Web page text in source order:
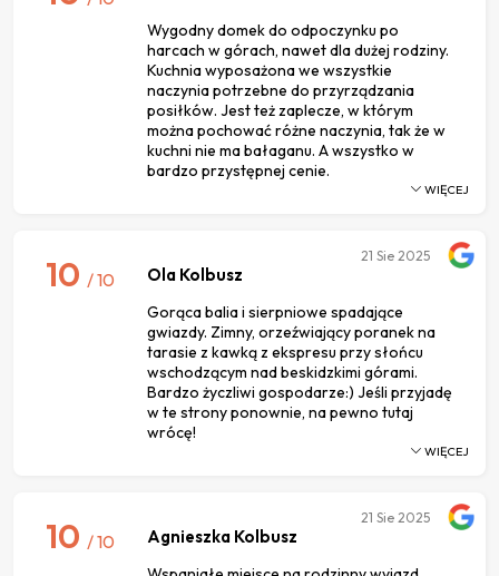
Wygodny domek do odpoczynku po
harcach w górach, nawet dla dużej rodziny.
Kuchnia wyposażona we wszystkie
naczynia potrzebne do przyrządzania
posiłków. Jest też zaplecze, w którym
można pochować różne naczynia, tak że w
kuchni nie ma bałaganu. A wszystko w
bardzo przystępnej cenie.
WIĘCEJ
10 / 10 Ola Kolbusz
Gorąca balia i sierpniowe spadające
gwiazdy. Zimny, orzeźwiający poranek na
tarasie z kawką z ekspresu przy słońcu
wschodzącym nad beskidzkimi górami.
Bardzo życzliwi gospodarze:) Jeśli przyjadę
w te strony ponownie, na pewno tutaj
wrócę!
21 Sie 2025
WIĘCEJ
10 / 10 Agnieszka Kolbusz
21 Sie 2025